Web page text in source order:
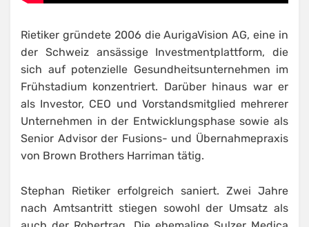
Rietiker gründete 2006 die AurigaVision AG, eine in
der Schweiz ansässige Investmentplattform, die
sich auf potenzielle Gesundheitsunternehmen im
Frühstadium konzentriert. Darüber hinaus war er
als Investor, CEO und Vorstandsmitglied mehrerer
Unternehmen in der Entwicklungsphase sowie als
Senior Advisor der Fusions- und Übernahmepraxis
von Brown Brothers Harriman tätig.
Stephan Rietiker erfolgreich saniert. Zwei Jahre
nach Amtsantritt stiegen sowohl der Umsatz als